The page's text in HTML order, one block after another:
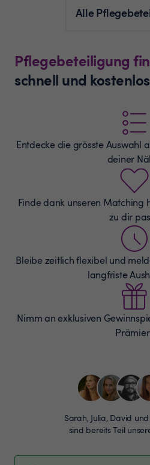
Alle
Pflegebeteiligung
schnell und
Entdecke die grösste Auswahl
deiner
Finde dank unseren Matching
zu dir
Bleibe zeitlich flexibel und
langfriste
Nimm an exklusiven
Sarah, Julia, David
sind bereits Teil